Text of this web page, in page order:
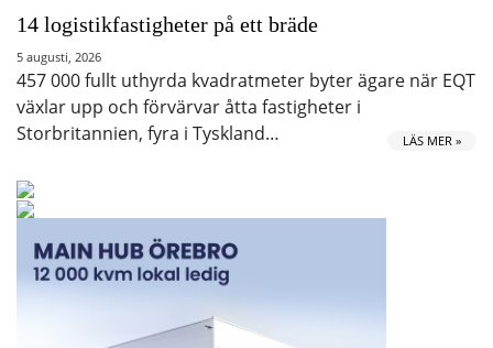
14 logistikfastigheter på ett bräde
5 augusti, 2026
457 000 fullt uthyrda kvadratmeter byter ägare när EQT
växlar upp och förvärvar åtta fastigheter i
Storbritannien, fyra i Tyskland…
LÄS MER »